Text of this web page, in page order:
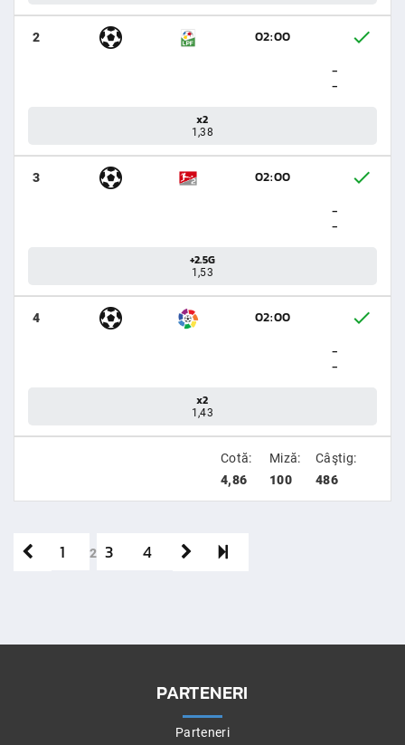
2
02:00
-
-
x2
1,38
3
02:00
-
-
+2.5G
1,53
4
02:00
-
-
x2
1,43
Cotă:
4,86
Miză:
100
Câştig:
486
1 2 3 4
PARTENERI
Parteneri